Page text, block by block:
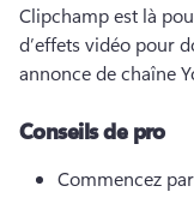
Clipchamp est là
d’effets vidéo pour
annonce de chaîne
Conseils de pro
Commencez